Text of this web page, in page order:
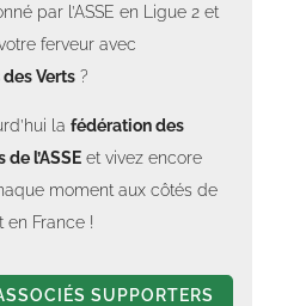
par l’ASSE en Ligue 2 et
ferveur avec
Verts ?
la fédération des
l’ASSE et vivez encore
moment aux côtés de
en France !
SUPPORTERS